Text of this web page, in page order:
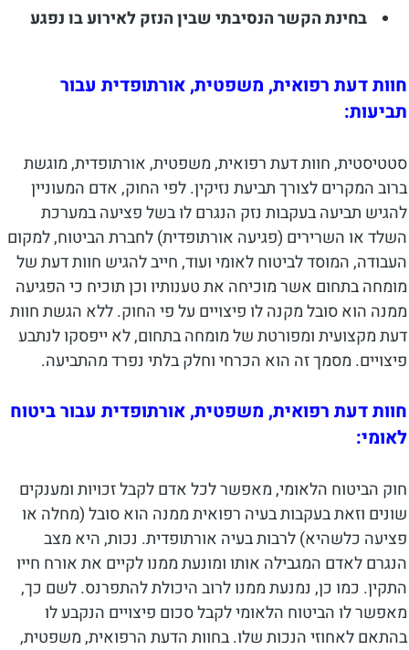
בחינת הקשר הנסיבתי שבין הנזק לאירוע בו נפגע
חוות דעת רפואית, משפטית, אורתופדית עבור
תביעות:
סטטיסטית, חוות דעת רפואית, משפטית, אורתופדית, מוגשת
ברוב המקרים לצורך תביעת נזיקין. לפי החוק, אדם המעוניין
להגיש תביעה בעקבות נזק הנגרם לו בשל פציעה במערכת
השלד או השרירים (פגיעה אורתופדית) לחברת הביטוח, למקום
העבודה, המוסד לביטוח לאומי ועוד, חייב להגיש חוות דעת של
מומחה בתחום אשר מוכיחה את טענותיו וכן תוכיח כי הפגיעה
ממנה הוא סובל מקנה לו פיצויים על פי החוק. ללא הגשת חוות
דעת מקצועית ומפורטת של מומחה בתחום, לא ייפסקו לנתבע
פיצויים. מסמך זה הוא הכרחי וחלק בלתי נפרד מהתביעה.
חוות דעת רפואית, משפטית, אורתופדית עבור ביטוח
לאומי:
חוק הביטוח הלאומי, מאפשר לכל אדם לקבל זכויות ומענקים
שונים וזאת בעקבות בעיה רפואית ממנה הוא סובל (מחלה או
פציעה כלשהיא) לרבות בעיה אורתופדית. נכות, היא מצב
הנגרם לאדם המגבילה אותו ומונעת ממנו לקיים את אורח חייו
התקין. כמו כן, נמנעת ממנו לרוב היכולת להתפרנס. לשם כך,
מאפשר לו הביטוח הלאומי לקבל סכום פיצויים הנקבע לו
בהתאם לאחוזי הנכות שלו. בחוות הדעת הרפואית, משפטית,